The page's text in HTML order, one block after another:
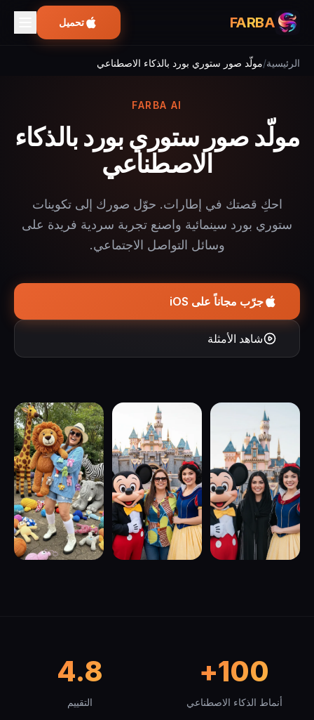
FARBA تحميل
الرئيسية/مولّد صور ستوري بورد بالذكاء الاصطناعي
FARBA AI
مولّد صور ستوري بورد بالذكاء
الاصطناعي
احكِ قصتك في إطارات. حوّل صورك إلى تكوينات
ستوري بورد سينمائية واصنع تجربة سردية فريدة على
وسائل التواصل الاجتماعي.
جرّب مجاناً على iOS
شاهد الأمثلة
100+
أنماط الذكاء الاصطناعي
4.8
التقييم